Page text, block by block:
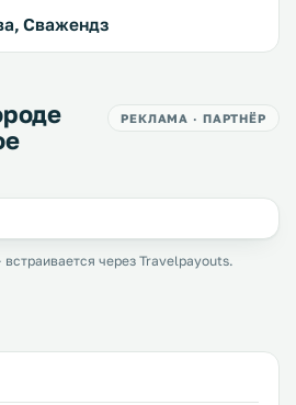
Сважендз
РЕКЛАМА · ПАРТНЁР
встраивается через Travelpayouts.